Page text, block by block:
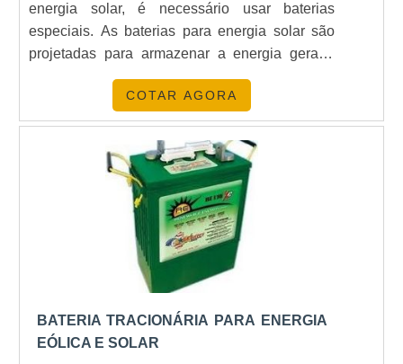
QUANTO CUSTA UM SISTEMA DE
ENERGIA SOLAR COM BATERIA?
Os custos variam, mas um sistema completo pode
custar entre R$ 10.000 e R$ 50.000, dependendo da
capacidade e tecnologia.
CONCLUSÃO
Investir em umabateria para energia solar
essencial para maximizar o retorno de sistemas
fotovoltaicos. Se você deseja explorar as melhores
opções, visite aEnergia24Horas
podemos ajudar a otimizar seu consumo de energia.
Veja mais: Energia|Geradores| Transformadores
|Grupo Gerador|Subestação
energia solar, é necessário usar baterias
especiais. As baterias para energia solar são
projetadas para armazenar a energia gerada
pelos painéis solares e fornecer energia
quando necessário. Elas são resistentes às
intempéries e possuem uma vida útil longa, o
que torna a energia solar uma opção viável
para uso doméstico e comercial.
COTAR AGORA
BATERIA TRACIONÁRIA PARA ENERGIA
EÓLICA E SOLAR